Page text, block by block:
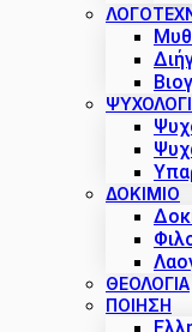
ΔΟΚΙΜΙΟ
ΘΕΟΛΟΓΙΑ
ΠΟΙΗΣΗ